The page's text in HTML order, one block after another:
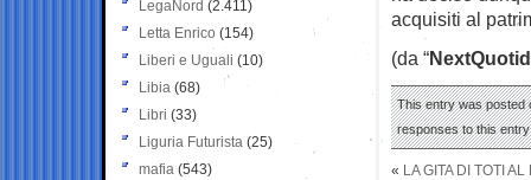
acquisiti al
(da “
This entry was posted
responses to this
« LA GITA DI TOTI
LegaNord (2.411)
Letta Enrico (154)
Liberi e Uguali (10)
Libia (68)
Libri (33)
Liguria Futurista (25)
mafia (543)